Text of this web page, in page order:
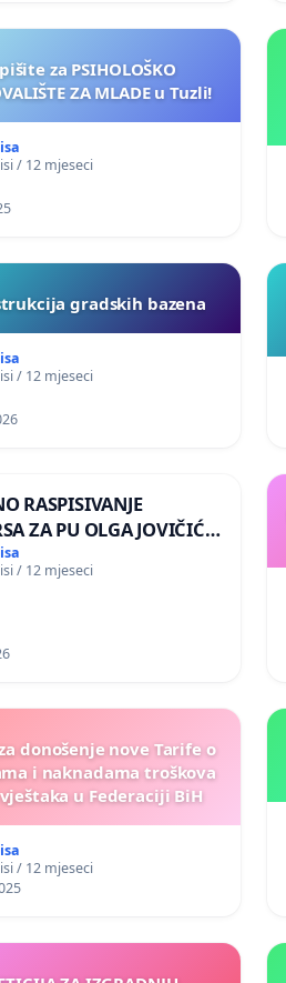
za PSIHOLOŠKO
ZA MLADE u Tuzli!
/ 12 mjeseci
gradskih bazena
/ 12 mjeseci
RASPISIVANJE
ZA PU OLGA JOVIČIĆ
/ 12 mjeseci
donošenje nove Tarife o
i naknadama troškova
u Federaciji BiH
/ 12 mjeseci